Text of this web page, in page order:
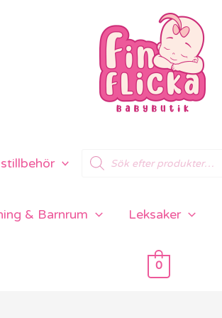
Products
search
& Barnrum Leksaker
0